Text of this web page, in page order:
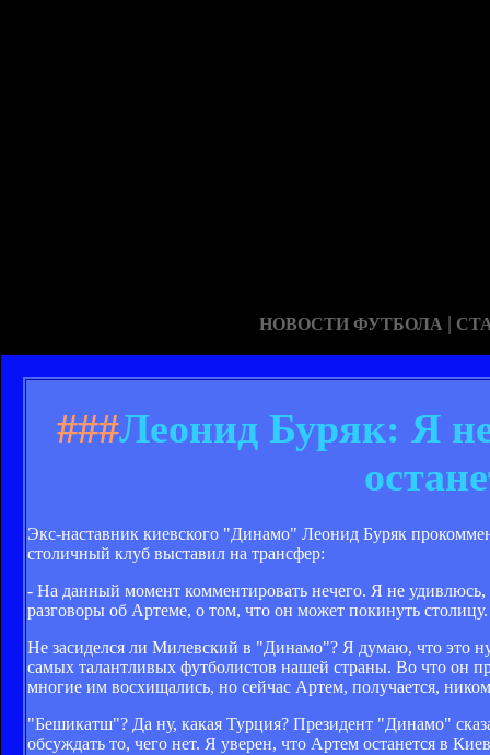
НОВОСТИ ФУТБОЛА |
###Леонид Буряк: Я
Экс-наставник киевского "Динамо" Леонид Буряк
столичный клуб выставил на трансфер:
- На данный момент комментировать нечего. Я не
разговоры об Артеме, о том, что он может покинуть
Не засиделся ли Милевский в "Динамо"? Я думаю, что это
самых талантливых футболистов нашей страны. Во что он
многие им восхищались, но сейчас Артем, получается,
"Бешикатш"? Да ну, какая Турция? Президент "Динамо"
обсуждать то, чего нет. Я уверен, что Артем останется в